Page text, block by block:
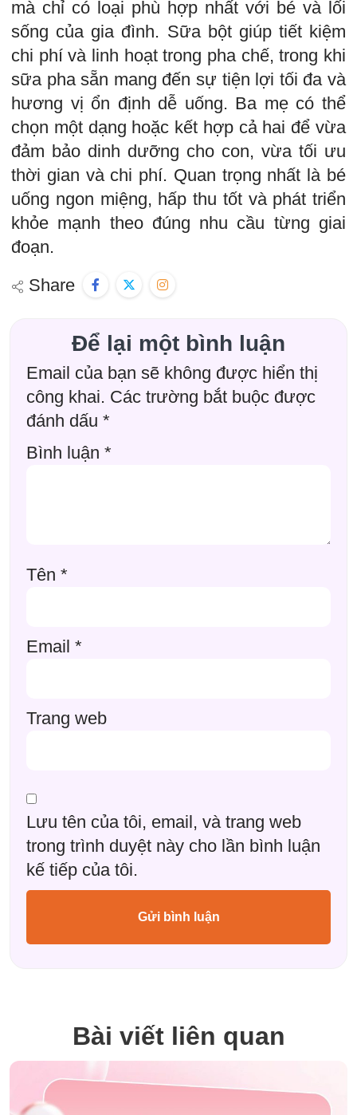
mà chỉ có loại phù hợp nhất với bé và lối
sống của gia đình. Sữa bột giúp tiết kiệm
chi phí và linh hoạt trong pha chế, trong khi
sữa pha sẵn mang đến sự tiện lợi tối đa và
hương vị ổn định dễ uống. Ba mẹ có thể
chọn một dạng hoặc kết hợp cả hai để vừa
đảm bảo dinh dưỡng cho con, vừa tối ưu
thời gian và chi phí. Quan trọng nhất là bé
uống ngon miệng, hấp thu tốt và phát triển
khỏe mạnh theo đúng nhu cầu từng giai
đoạn.
Share
Để lại một bình luận
Email của bạn sẽ không được hiển thị
công khai. Các trường bắt buộc được
đánh dấu *
Bình luận *
Tên *
Email *
Trang web
Lưu tên của tôi, email, và trang web
trong trình duyệt này cho lần bình luận
kế tiếp của tôi.
Bài viết liên quan